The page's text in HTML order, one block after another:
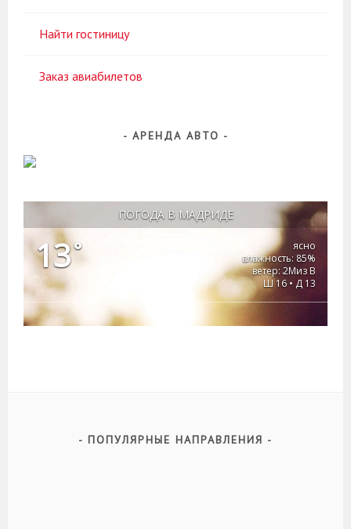
Найти гостиницу
Заказ авиабилетов
АРЕНДА АВТО
ПОГОДА В МАДРИДЕ
13°
ясно
влажность: 85%
ветер: 2Миз В
Ш 16 • Д 13
ПОПУЛЯРНЫЕ НАПРАВЛЕНИЯ